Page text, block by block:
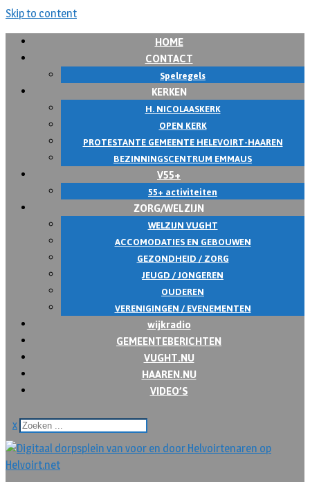
Skip to content
HOME
CONTACT
Spelregels
KERKEN
H. NICOLAASKERK
OPEN KERK
PROTESTANTE GEMEENTE HELEVOIRT-HAAREN
BEZINNINGSCENTRUM EMMAUS
V55+
55+ activiteiten
ZORG/WELZIJN
WELZIJN VUGHT
ACCOMODATIES EN GEBOUWEN
GEZONDHEID / ZORG
JEUGD / JONGEREN
OUDEREN
VERENIGINGEN / EVENEMENTEN
wijkradio
GEMEENTEBERICHTEN
VUGHT.NU
HAAREN.NU
VIDEO’S
x